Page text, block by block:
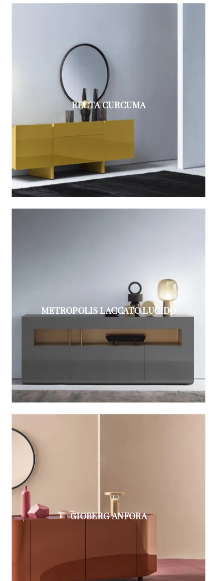
RECTA CURCUMA
METROPOLIS LACCATO LUCIDO
GIOBERG ANFORA